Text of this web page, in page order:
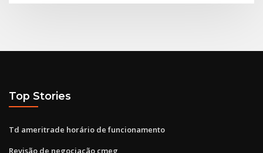
Top Stories
Td ameritrade horário de funcionamento
Revisão de negociação cmeg